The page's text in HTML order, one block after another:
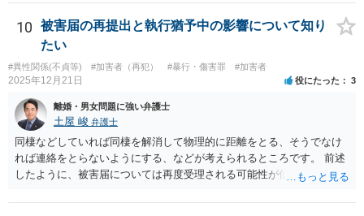
ないと、1年程度の懲役と予想します。 自首については、画像のわい
せつ性とともに弁護士に相談した上で、そう決断したのであれば、弁
護士に調整してもらって、一発で決める必要があります。なかなか受
理されません。
10
被害届の再提出と執行猶予中の影響について知り
たい
#異性関係(不貞等) #加害者（再犯） #暴行・傷害罪 #加害者
2025年12月21日 役にたった 3
離婚・男女問題に強い弁護士
土屋 峻 弁護士
同棲などしていれば同棲を解消して物理的に距離をとる、そうでなけ
れば連絡をとらないようにする、などが考えられるところです。 前述
したように、被害届については再度受理される可能性が低く、結婚詐
性はそれほど高くないように思います。 不倫相手との清算方法（別れ